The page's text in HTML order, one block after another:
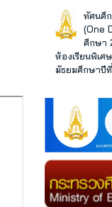
ทัศนศึ
(One
ศึกษา
ห้องเรียนพิเศ
มัธยมศึกษาปี